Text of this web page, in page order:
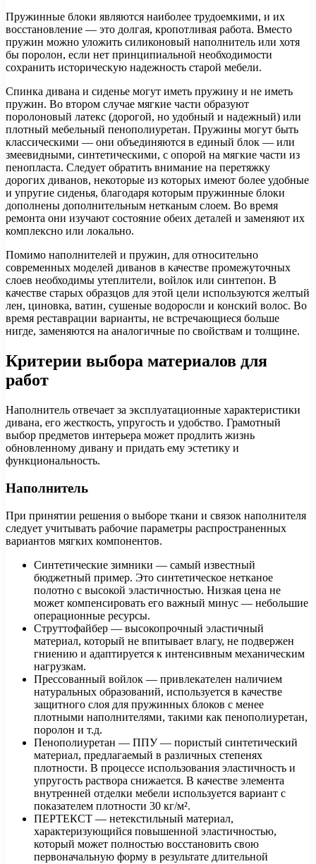
Пружинные блоки являются наиболее трудоемкими, и их
восстановление — это долгая, кропотливая работа. Вместо
пружин можно уложить силиконовый наполнитель или хотя
бы поролон, если нет принципиальной необходимости
сохранить историческую надежность старой мебели.
Спинка дивана и сиденье могут иметь пружину и не иметь
пружин. Во втором случае мягкие части образуют
поролоновый латекс (дорогой, но удобный и надежный) или
плотный мебельный пенополиуретан. Пружины могут быть
классическими — они объединяются в единый блок — или
змеевидными, синтетическими, с опорой на мягкие части из
пенопласта. Следует обратить внимание на перетяжку
дорогих диванов, некоторые из которых имеют более удобные
и упругие сиденья, благодаря которым пружинные блоки
дополнены дополнительным нетканым слоем. Во время
ремонта они изучают состояние обеих деталей и заменяют их
комплексно или локально.
Помимо наполнителей и пружин, для относительно
современных моделей диванов в качестве промежуточных
слоев необходимы утеплители, войлок или синтепон. В
качестве старых образцов для этой цели используются желтый
лен, циновка, ватин, сушеные водоросли и конский волос. Во
время реставрации варианты, не встречающиеся больше
нигде, заменяются на аналогичные по свойствам и толщине.
Критерии выбора материалов для
работ
Наполнитель отвечает за эксплуатационные характеристики
дивана, его жесткость, упругость и удобство. Грамотный
выбор предметов интерьера может продлить жизнь
обновленному дивану и придать ему эстетику и
функциональность.
Наполнитель
При принятии решения о выборе ткани и связок наполнителя
следует учитывать рабочие параметры распространенных
вариантов мягких компонентов.
Синтетические зимники — самый известный
бюджетный пример. Это синтетическое нетканое
полотно с высокой эластичностью. Низкая цена не
может компенсировать его важный минус — небольшие
операционные ресурсы.
Струттофайбер — высокопрочный эластичный
материал, который не впитывает влагу, не подвержен
гниению и адаптируется к интенсивным механическим
нагрузкам.
Прессованный войлок — привлекателен наличием
натуральных образований, используется в качестве
защитного слоя для пружинных блоков с менее
плотными наполнителями, такими как пенополиуретан,
поролон и т.д.
Пенополиуретан — ППУ — пористый синтетический
материал, предлагаемый в различных степенях
плотности. В процессе использования эластичность и
упругость раствора снижается. В качестве элемента
внутренней отделки мебели используется вариант с
показателем плотности 30 кг/м².
ПЕРТЕКСТ — нетекстильный материал,
характеризующийся повышенной эластичностью,
который может полностью восстановить свою
первоначальную форму в результате длительной